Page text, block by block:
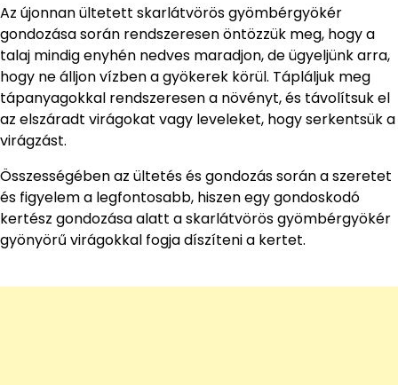
Az újonnan ültetett skarlátvörös gyömbérgyökér
gondozása során rendszeresen öntözzük meg, hogy a
talaj mindig enyhén nedves maradjon, de ügyeljünk arra,
hogy ne álljon vízben a gyökerek körül. Tápláljuk meg
tápanyagokkal rendszeresen a növényt, és távolítsuk el
az elszáradt virágokat vagy leveleket, hogy serkentsük a
virágzást.
Összességében az ültetés és gondozás során a szeretet
és figyelem a legfontosabb, hiszen egy gondoskodó
kertész gondozása alatt a skarlátvörös gyömbérgyökér
gyönyörű virágokkal fogja díszíteni a kertet.